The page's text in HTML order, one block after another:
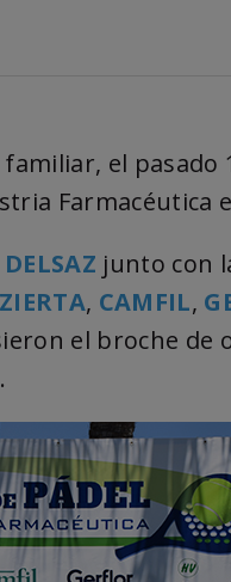
el pasado
Farmacéutica
junto con
, CAMFIL,
el broche de